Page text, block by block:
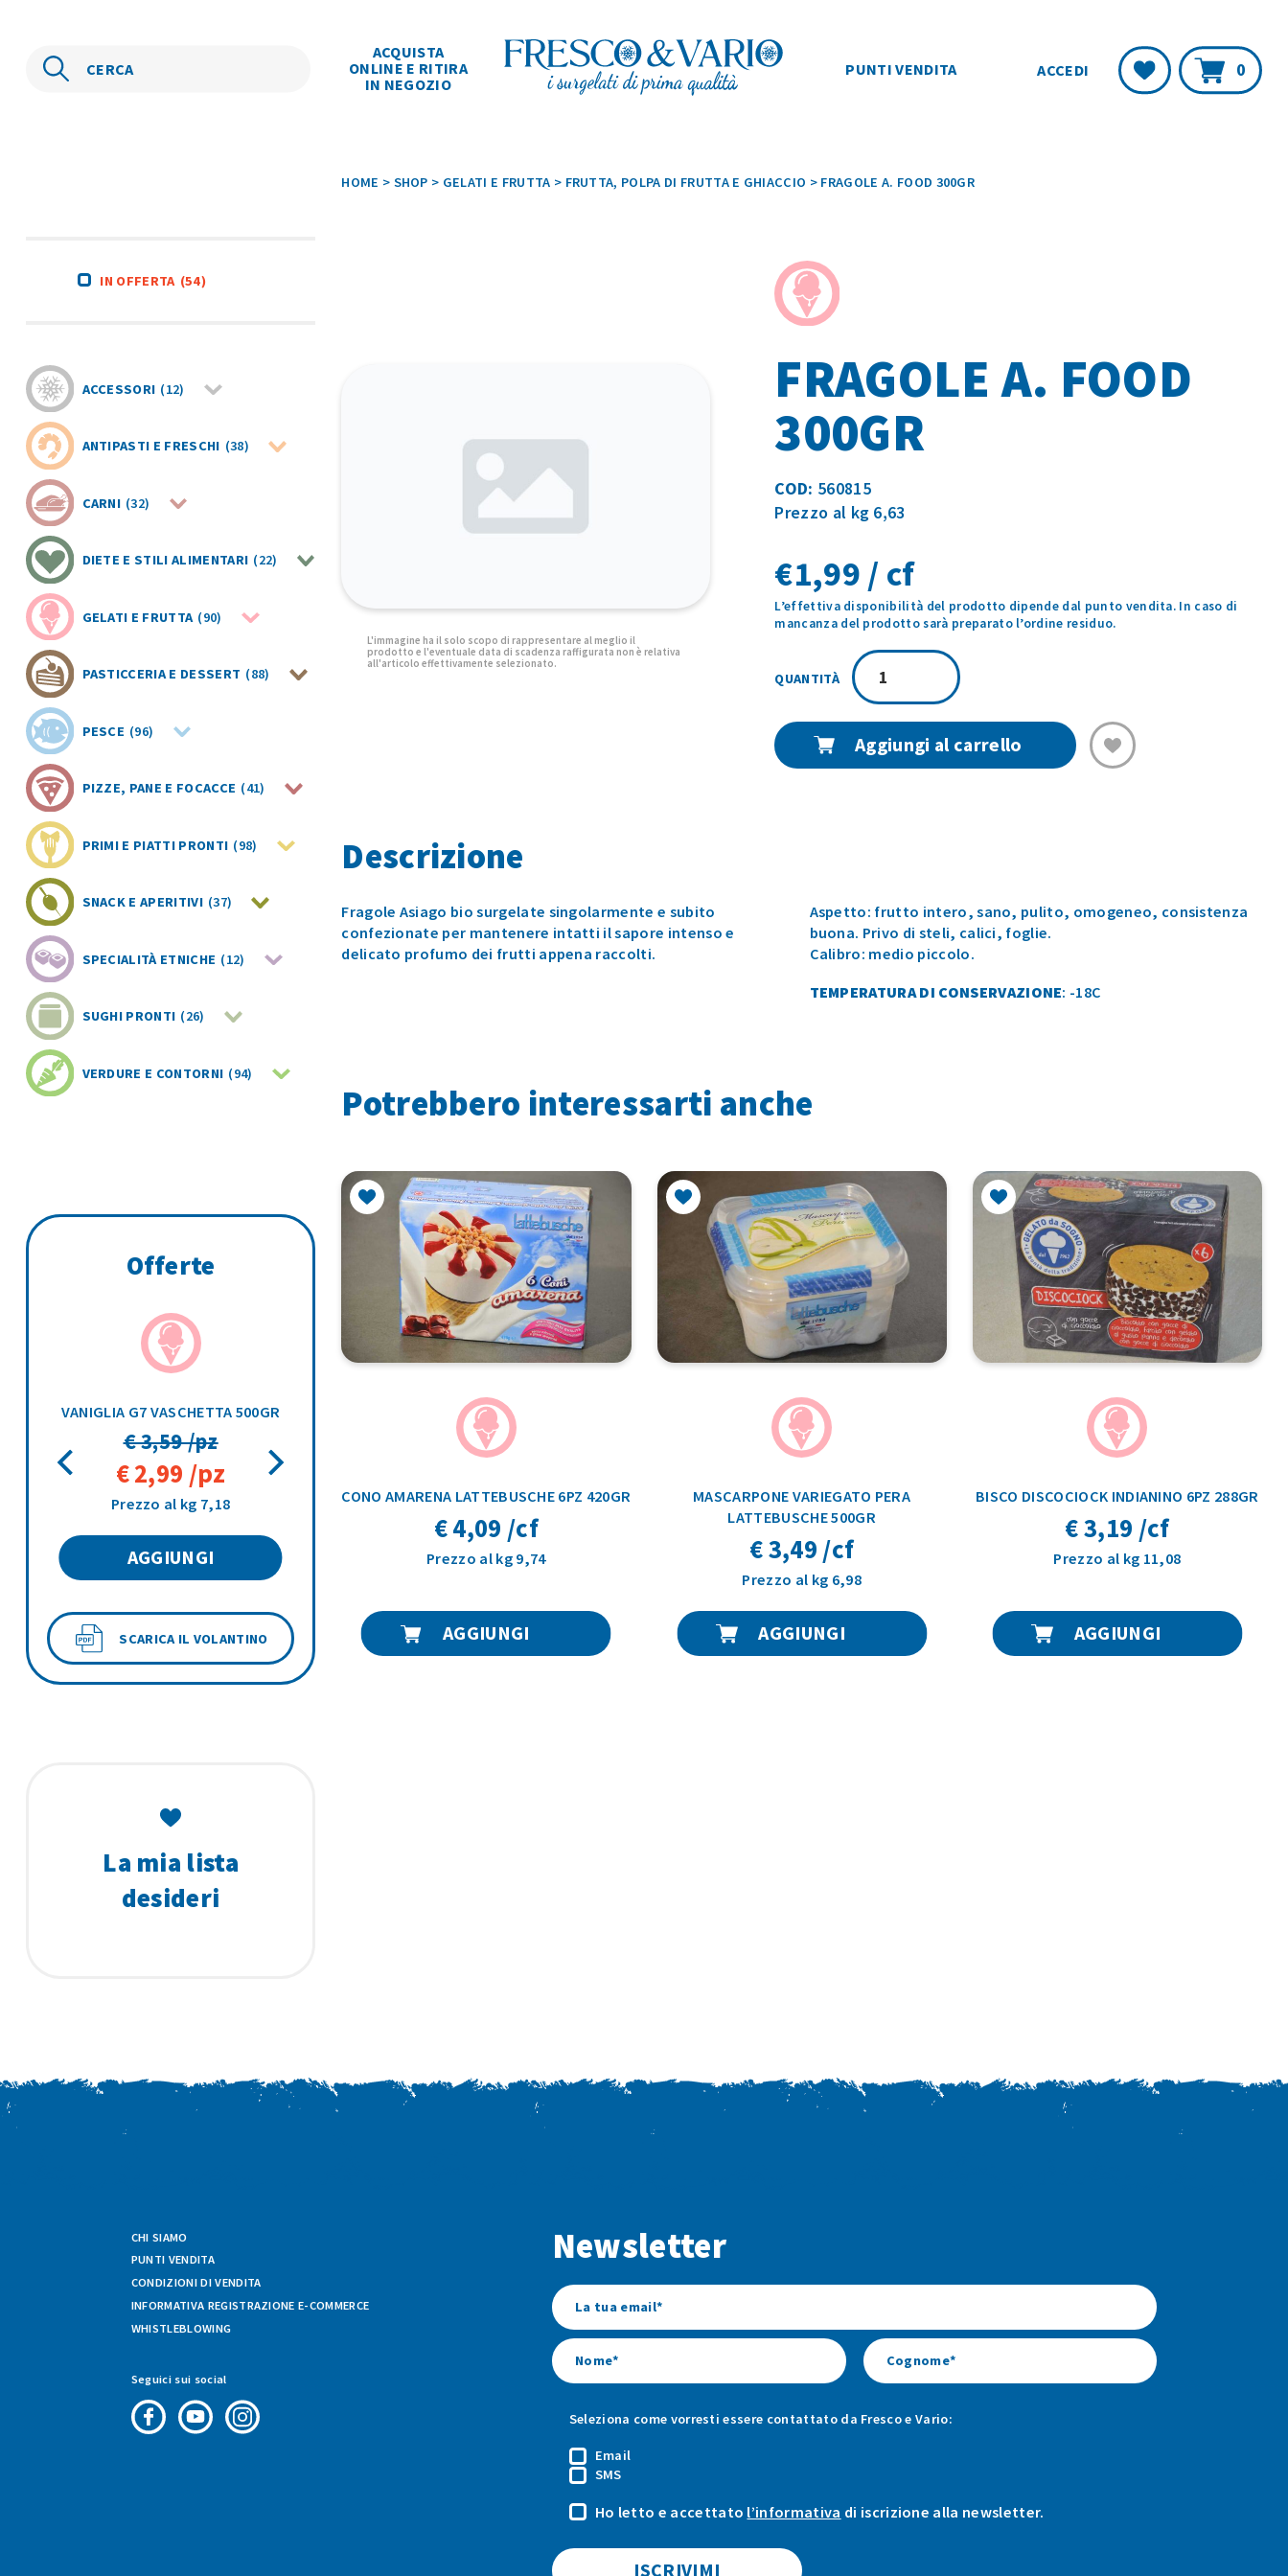
ACQUISTA
ONLINE E RITIRA
IN NEGOZIO
PUNTI VENDITA ACCEDI
Lista
0
HOME > SHOP > GELATI E FRUTTA > FRUTTA, POLPA DI FRUTTA E GHIACCIO > FRAGOLE A. FOOD 300GR
IN OFFERTA (54)
ACCESSORI (12)
ANTIPASTI E FRESCHI (38)
CARNI (32)
DIETE E STILI ALIMENTARI (22)
GELATI E FRUTTA (90)
PASTICCERIA E DESSERT (88)
PESCE (96)
PIZZE, PANE E FOCACCE (41)
PRIMI E PIATTI PRONTI (98)
SNACK E APERITIVI (37)
SPECIALITÀ ETNICHE (12)
SUGHI PRONTI (26)
VERDURE E CONTORNI (94)
Offerte
VANIGLIA G7 VASCHETTA 500GR
€ 3,59 /pz
€ 2,99 /pz
Prezzo al kg 7,18
AGGIUNGI
SCARICA IL VOLANTINO
La mia lista
desideri
FRAGOLE A. FOOD
300GR
COD: 560815
Prezzo al kg 6,63
€1,99 / cf
L’effettiva disponibilità del prodotto dipende dal punto vendita. In caso di
mancanza del prodotto sarà preparato l’ordine residuo.
FRAGOLE
A.
FOOD
quantità
Aggiungi al carrello
Descrizione
Fragole Asiago bio surgelate singolarmente e subito
confezionate per mantenere intatti il sapore intenso e
delicato profumo dei frutti appena raccolti.
Aspetto: frutto intero, sano, pulito, omogeneo, consistenza
buona. Privo di steli, calici, foglie.
Calibro: medio piccolo.
TEMPERATURA DI CONSERVAZIONE: -18C
Potrebbero interessarti anche
CONO AMARENA LATTEBUSCHE 6PZ 420GR
€ 4,09 /cf
Prezzo al kg 9,74
AGGIUNGI
MASCARPONE VARIEGATO PERA
LATTEBUSCHE 500GR
€ 3,49 /cf
Prezzo al kg 6,98
AGGIUNGI
BISCO DISCOCIOCK INDIANINO 6PZ 288GR
€ 3,19 /cf
Prezzo al kg 11,08
AGGIUNGI
CHI SIAMO
PUNTI VENDITA
CONDIZIONI DI VENDITA
INFORMATIVA REGISTRAZIONE E-COMMERCE
WHISTLEBLOWING
Seguici sui social
Newsletter
Seleziona come vorresti essere contattato da Fresco e Vario:
Email
SMS
Ho letto e accettato l’informativa di iscrizione alla newsletter.